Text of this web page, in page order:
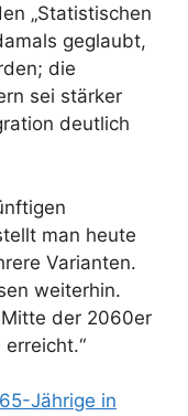
„Statistischen
geglaubt,
die
sei stärker
deutlich
man heute
Varianten.
weiterhin.
der 2060er
Jährige in